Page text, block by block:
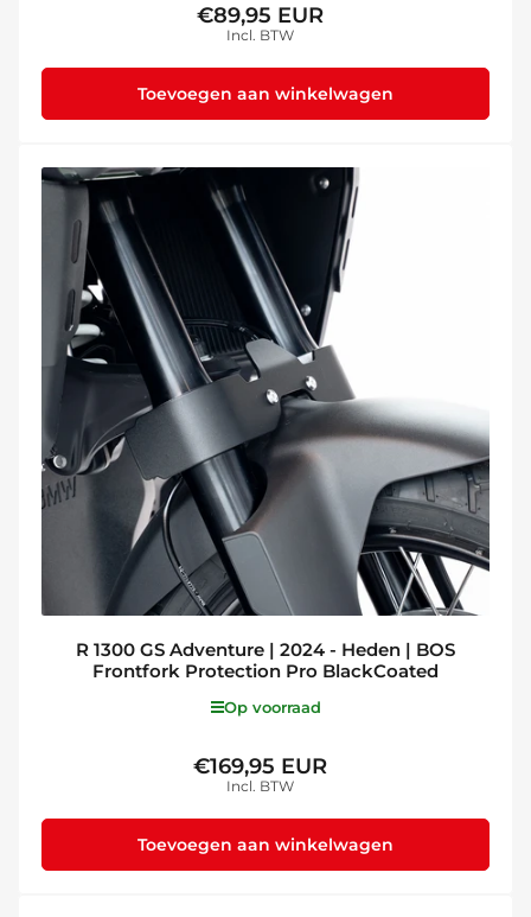
Normale
prijs
€89,95 EUR
Incl. BTW
Toevoegen aan winkelwagen
R 1300 GS Adventure | 2024 - Heden | BOS
Frontfork Protection Pro BlackCoated
Op voorraad
Normale
prijs
€169,95 EUR
Incl. BTW
Toevoegen aan winkelwagen